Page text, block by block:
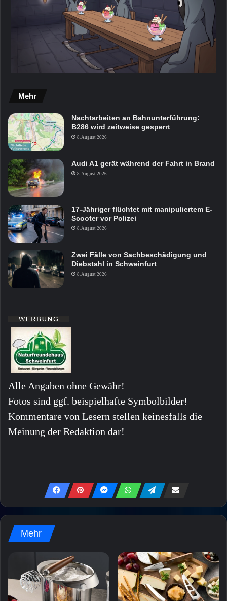
Mehr
Nachtarbeiten an Bahnunterführung:
B286 wird zeitweise gesperrt
8. August 2026
Audi A1 gerät während der Fahrt in Brand
8. August 2026
17-Jähriger flüchtet mit manipuliertem E-
Scooter vor Polizei
8. August 2026
Zwei Fälle von Sachbeschädigung und
Diebstahl in Schweinfurt
8. August 2026
Alle Angaben ohne Gewähr!
Fotos sind ggf. beispielhafte Symbolbilder!
Kommentare von Lesern stellen keinesfalls die
Meinung der Redaktion dar!
Mehr